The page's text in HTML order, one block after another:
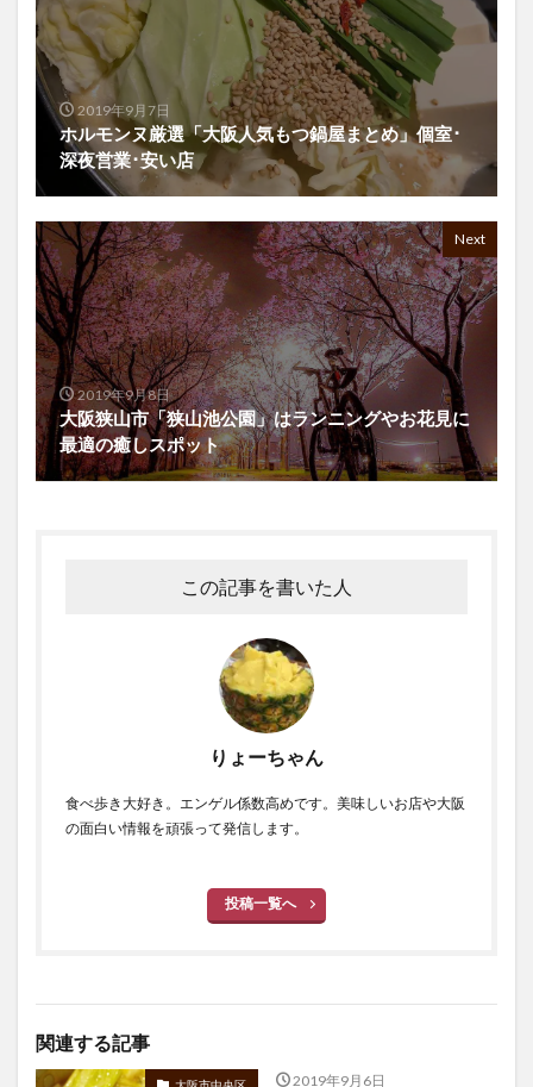
2019年9月7日
ホルモンヌ厳選「大阪人気もつ鍋屋まとめ」個室･
深夜営業･安い店
Next
2019年9月8日
大阪狭山市「狭山池公園」はランニングやお花見に
最適の癒しスポット
この記事を書いた人
りょーちゃん
食べ歩き大好き。エンゲル係数高めです。美味しいお店や大阪
の面白い情報を頑張って発信します。
投稿一覧へ
関連する記事
2019年9月6日